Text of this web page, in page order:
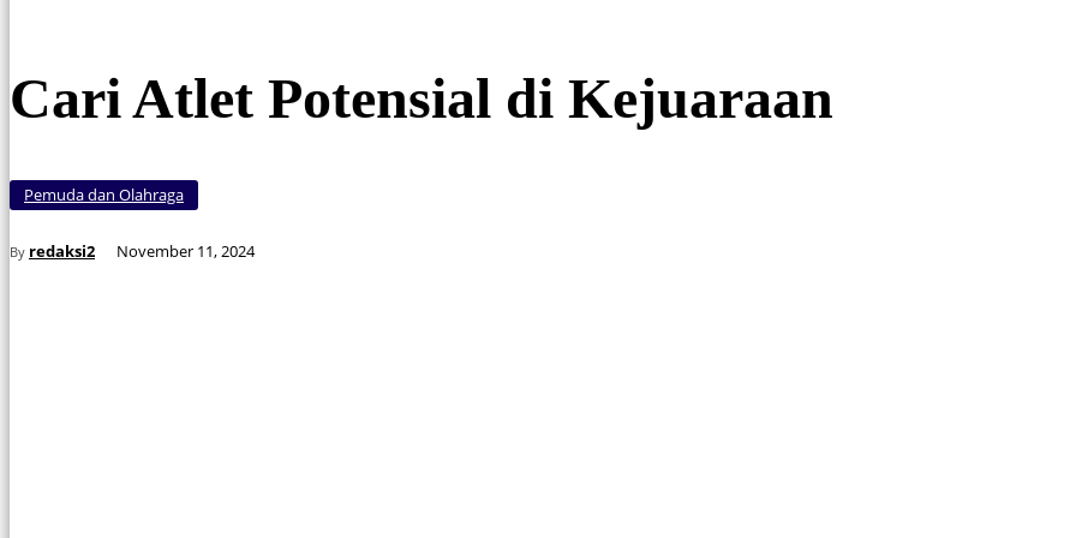
Cari Atlet Potensial di Kejuaraan
Pemuda dan Olahraga
By redaksi2 November 11, 2024